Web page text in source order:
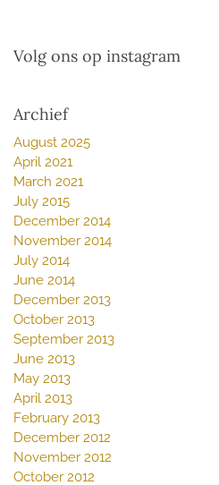
Volg ons op instagram
Archief
August 2025
April 2021
March 2021
July 2015
December 2014
November 2014
July 2014
June 2014
December 2013
October 2013
September 2013
June 2013
May 2013
April 2013
February 2013
December 2012
November 2012
October 2012